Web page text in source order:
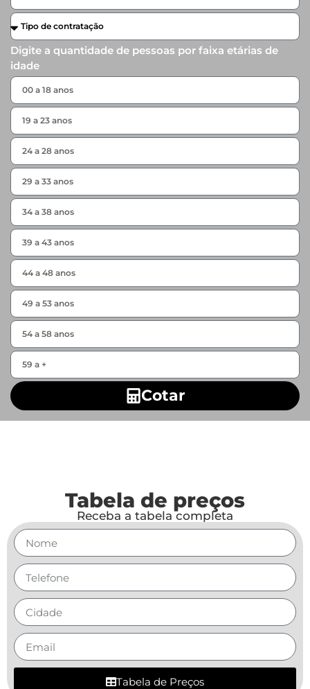
Digite a quantidade de pessoas por faixa etárias de
idade
Cotar
Tabela de preços
Receba a tabela completa
Tabela de Preços